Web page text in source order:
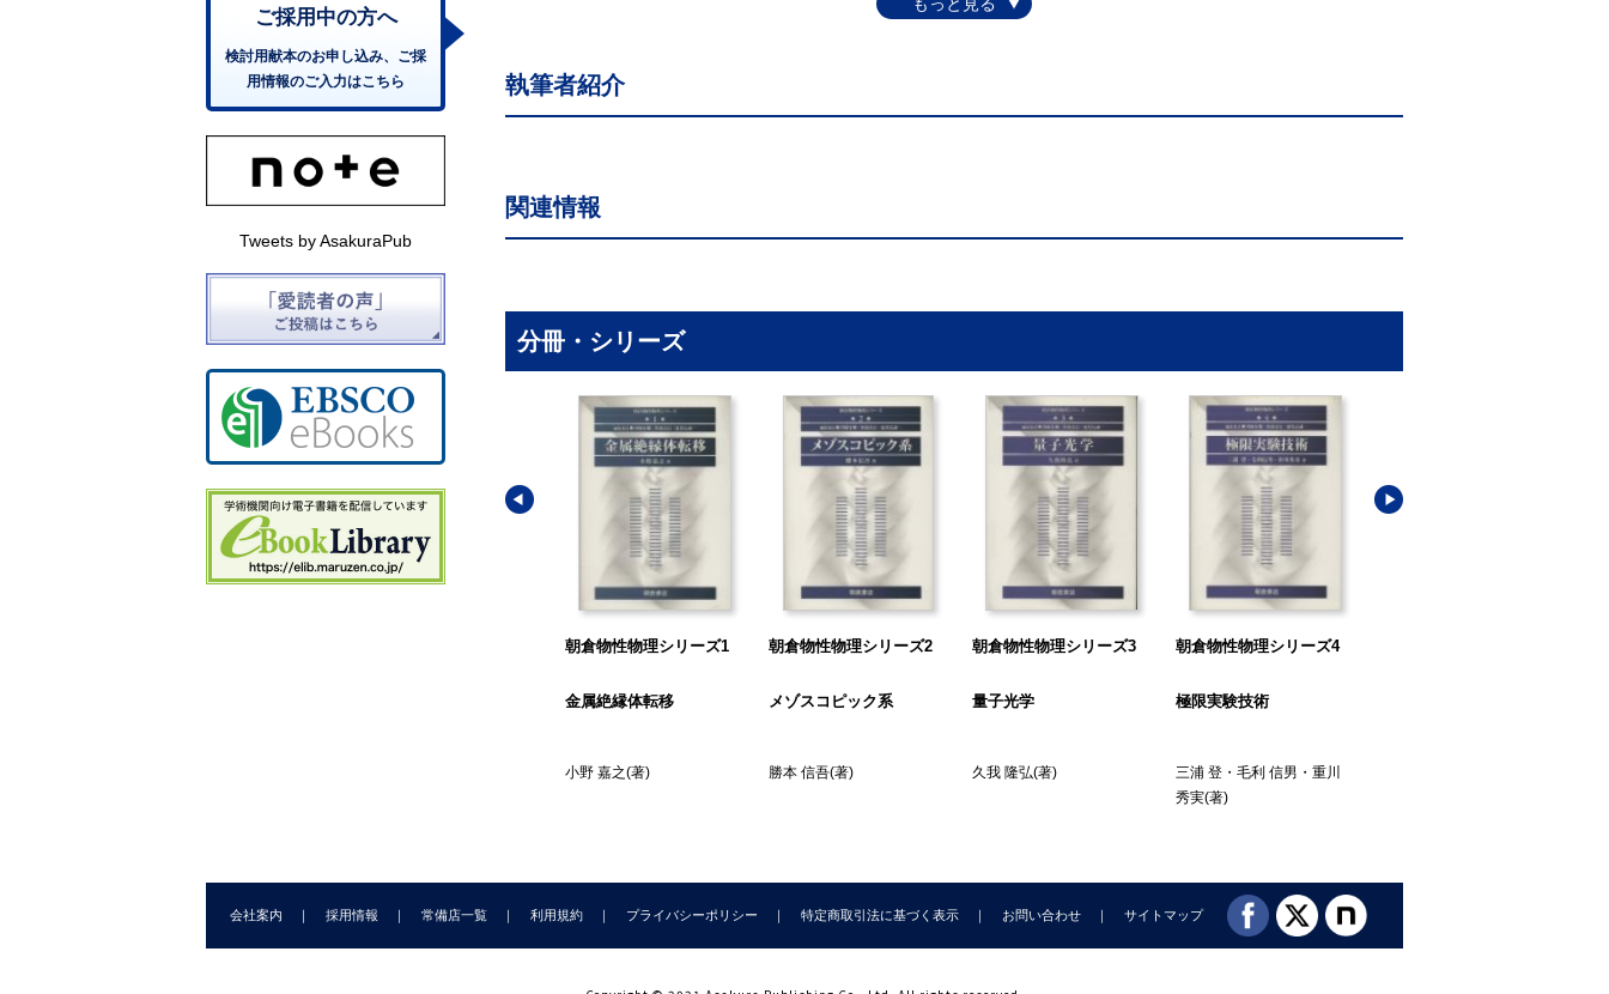
2.3 ゲージ不変性
2.4 GLコヒーレンズ長と侵入長
2.7 層状および薄膜超伝導体
2.8 量子渦（ボルテックス）
3.2 電子格子相互作用
3.4 BCS基底状態
3.5 BCS状態からの素励起
3.6 BCSハミルトニアン
3.7 有限温度での超伝導ギャップ
3.8 BCS状態における熱力学量
3.9 準粒子トンネル
3.10 準粒子と正孔
3.11 摂動に対する応答
4.2 ジョセフソン接合の磁場応答
5. 渦糸系の物理
執筆者紹介
関連情報
分冊・シリーズ
朝倉物性物理シリーズ1
金属絶縁体転移
小野 嘉之(著)
朝倉物性物理シリーズ2
メゾスコピック系
勝本 信吾(著)
朝倉物性物理シリーズ3
量子光学
久我 隆弘(著)
朝倉物性物理シリーズ4
極限実験技術
三浦 登 ・ 毛利 信男 ・ 重川
秀実(著)
ご採用中の方へ
検討用献本のお申し込み、ご採
用情報のご入力はこちら
Tweets by AsakuraPub
会社案内 採用情報 常備店一覧 利用規約 プライバシーポリシー 特定商取引法に基づく表示 お問い合わせ サイトマップ